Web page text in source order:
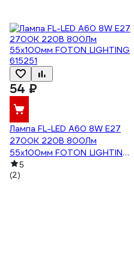
54 ₽
Лампа FL-LED A60 8W E27
2700К 220В 800Лм
55x100мм FOTON_LIGHTING
615251
5
(2)